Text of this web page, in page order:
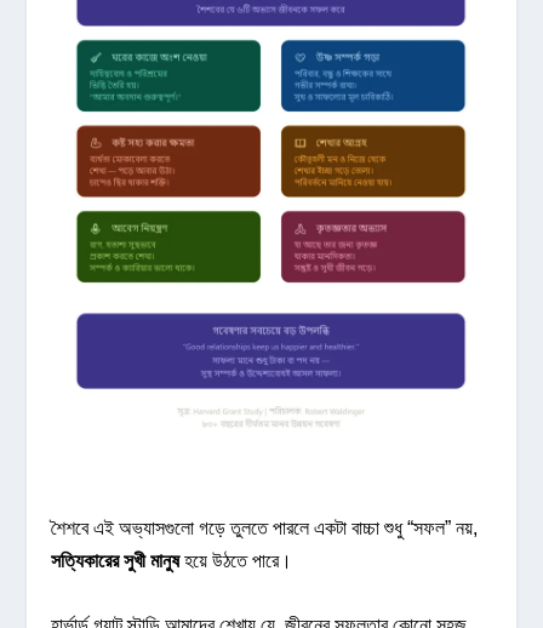
শৈশবে এই অভ্যাসগুলো গড়ে তুলতে পারলে একটা বাচ্চা শুধু “সফল” নয়,
সত্যিকারের সুখী মানুষহয়ে উঠতে পারে।